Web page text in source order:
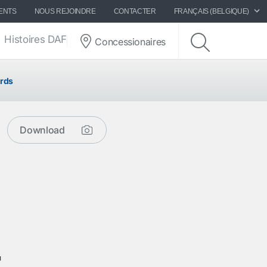
NOUS REJOINDRE CONTACTER FRANÇAIS (BELGIQUE)
Histoires DAF Concessionaires
Download